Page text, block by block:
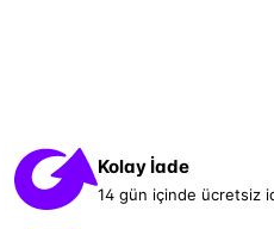
Kolay İade
14 gün içinde ücretsiz